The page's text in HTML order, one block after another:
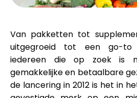
Blog
Neem
Van pakketten tot
uitgegroeid tot een go-to
iedereen die op zoek is
gemakkelijke en betaalbare
de lancering in 2012 is het in